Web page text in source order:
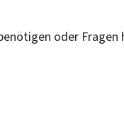
oder